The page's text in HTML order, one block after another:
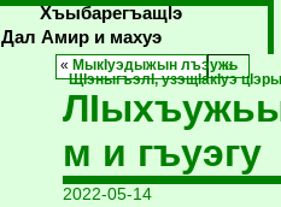
Хъыбарегъащlэ
Дал Амир и махуэ
« МыкIуэдыжын лъэужь
ЩIэныгъэлI, узэщIакIуэ
м и гъуэгу
2022-05-14